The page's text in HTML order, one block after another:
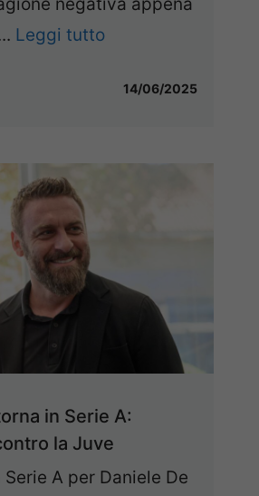
negativa appena
Leggi tutto
14/06/2025
in Serie A:
la Juve
A per Daniele De